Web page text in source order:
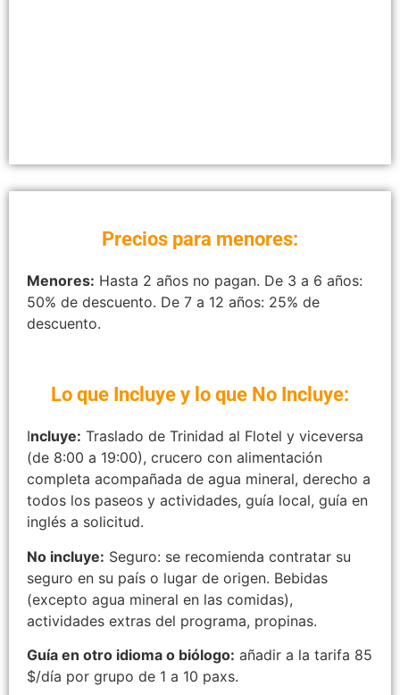
Precios para menores:
Menores: Hasta 2 años no pagan. De 3 a 6 años:
50% de descuento. De 7 a 12 años: 25% de
descuento.
Lo que Incluye y lo que No Incluye:
Incluye: Traslado de Trinidad al Flotel y viceversa
(de 8:00 a 19:00), crucero con alimentación
completa acompañada de agua mineral, derecho a
todos los paseos y actividades, guía local, guía en
inglés a solicitud.
No incluye: Seguro: se recomienda contratar su
seguro en su país o lugar de origen. Bebidas
(excepto agua mineral en las comidas),
actividades extras del programa, propinas.
Guía en otro idioma o biólogo: añadir a la tarifa 85
$/día por grupo de 1 a 10 paxs.